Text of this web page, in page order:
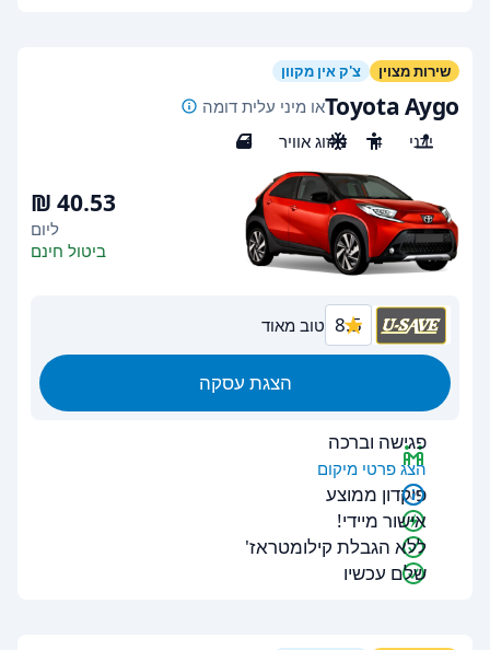
שירות מצוין צ'ק אין מקוון
Toyota Aygoאו מיני עלית דומה
ידני
4 מיזוג אוויר 4
ליום
ביטול חינם
8.5 טוב מאוד
הצגת עסקה
פגישה וברכה
הצג פרטי מיקום
פיקדון ממוצע
אישור מיידי!
ללא הגבלת קילומטראז'
שלם עכשיו